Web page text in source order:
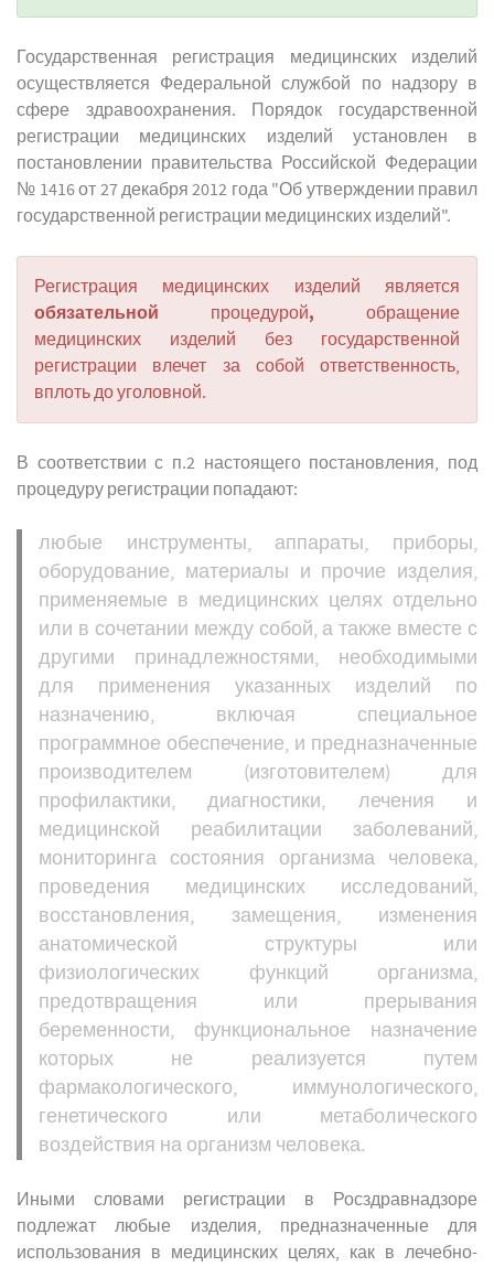
Государственная регистрация медицинских изделий
осуществляется Федеральной службой по надзору в
сфере здравоохранения. Порядок государственной
регистрации медицинских изделий установлен в
постановлении правительства Российской Федерации
№ 1416 от 27 декабря 2012 года "Об утверждении правил
государственной регистрации медицинских изделий".
Регистрация медицинских изделий является
обязательной процедурой, обращение
медицинских изделий без государственной
регистрации влечет за собой ответственность,
вплоть до уголовной.
В соответствии с п.2 настоящего постановления, под
процедуру регистрации попадают:
любые инструменты, аппараты, приборы,
оборудование, материалы и прочие изделия,
применяемые в медицинских целях отдельно
или в сочетании между собой, а также вместе с
другими принадлежностями, необходимыми
для применения указанных изделий по
назначению, включая специальное
программное обеспечение, и предназначенные
производителем (изготовителем) для
профилактики, диагностики, лечения и
медицинской реабилитации заболеваний,
мониторинга состояния организма человека,
проведения медицинских исследований,
восстановления, замещения, изменения
анатомической структуры или
физиологических функций организма,
предотвращения или прерывания
беременности, функциональное назначение
которых не реализуется путем
фармакологического, иммунологического,
генетического или метаболического
воздействия на организм человека.
Иными словами регистрации в Росздравнадзоре
подлежат любые изделия, предназначенные для
использования в медицинских целях, как в лечебно-